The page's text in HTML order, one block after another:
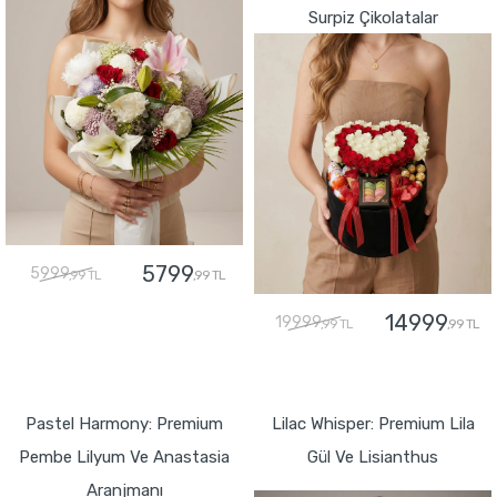
5999,99 TL 5799,99 TL
Surpiz Çikolatalar
19999,99 TL 14999,99 TL
Pastel Harmony: Premium
Pembe Lilyum Ve Anastasia
Aranjmanı
Lilac Whisper: Premium Lila
Gül Ve Lisianthus